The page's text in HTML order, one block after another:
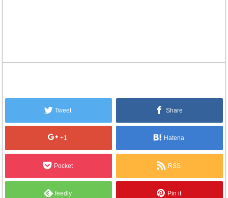
Tweet Share
+1 Hatena
Pocket RSS
feedly Pin it